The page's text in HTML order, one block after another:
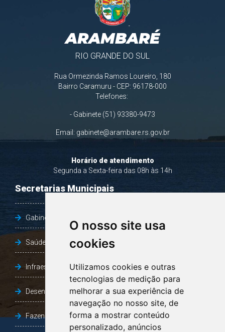
O nosso site usa
cookies
Utilizamos cookies e outras
tecnologias de medição para
melhorar a sua experiência de
navegação no nosso site, de
forma a mostrar conteúdo
personalizado, anúncios
ARAMBARÉ
RIO GRANDE DO SUL
Bairro Caramuru - CEP: 96178-000
Telefones:
- Gabinete (51) 93380-9473
Horário de atendimento
Segunda a Sexta-feira das 08h às 14h
Gabinete do Prefeito
Saúde